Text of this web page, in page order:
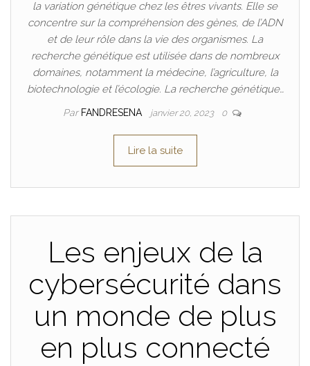
la variation génétique chez les êtres vivants. Elle se
concentre sur la compréhension des gènes, de l’ADN
et de leur rôle dans la vie des organismes. La
recherche génétique est utilisée dans de nombreux
domaines, notamment la médecine, l’agriculture, la
biotechnologie et l’écologie. La recherche génétique…
Par FANDRESENA janvier 20, 2023 0
Lire la suite
Les enjeux de la
cybersécurité dans
un monde de plus
en plus connecté